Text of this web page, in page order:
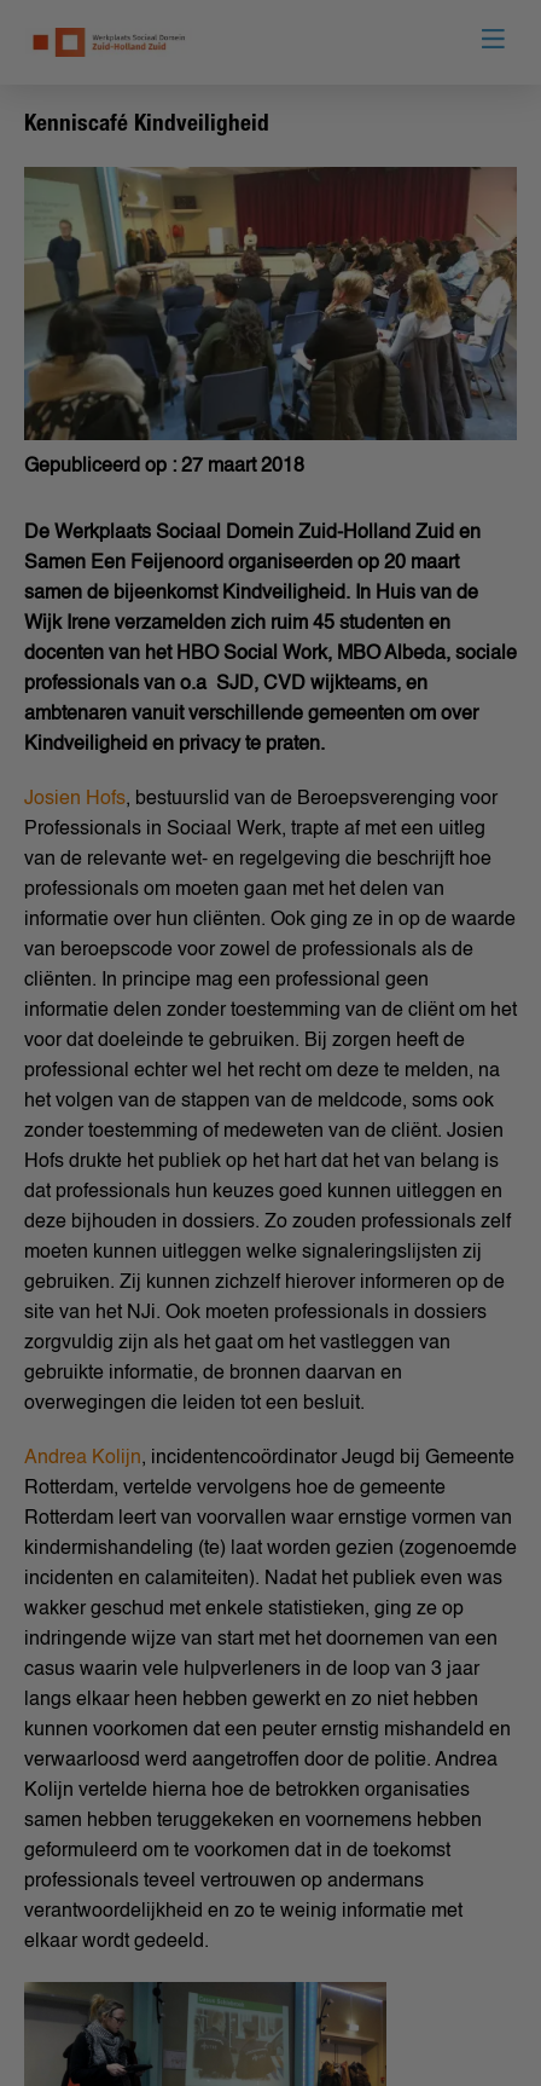
Kenniscafé Kindveiligheid
Gepubliceerd op : 27 maart 2018
De Werkplaats Sociaal Domein Zuid-Holland Zuid en
Samen Een Feijenoord organiseerden op 20 maart
samen de bijeenkomst Kindveiligheid. In Huis van de
Wijk Irene verzamelden zich ruim 45 studenten en
docenten van het HBO Social Work, MBO Albeda, sociale
professionals van o.a SJD, CVD wijkteams, en
ambtenaren vanuit verschillende gemeenten om over
Kindveiligheid en privacy te praten.
Josien Hofs, bestuurslid van de Beroepsverenging voor
Professionals in Sociaal Werk, trapte af met een uitleg
van de relevante wet- en regelgeving die beschrijft hoe
professionals om moeten gaan met het delen van
informatie over hun cliënten. Ook ging ze in op de waarde
van beroepscode voor zowel de professionals als de
cliënten. In principe mag een professional geen
informatie delen zonder toestemming van de cliënt om het
voor dat doeleinde te gebruiken. Bij zorgen heeft de
professional echter wel het recht om deze te melden, na
het volgen van de stappen van de meldcode, soms ook
zonder toestemming of medeweten van de cliënt. Josien
Hofs drukte het publiek op het hart dat het van belang is
dat professionals hun keuzes goed kunnen uitleggen en
deze bijhouden in dossiers. Zo zouden professionals zelf
moeten kunnen uitleggen welke signaleringslijsten zij
gebruiken. Zij kunnen zichzelf hierover informeren op de
site van het NJi. Ook moeten professionals in dossiers
zorgvuldig zijn als het gaat om het vastleggen van
gebruikte informatie, de bronnen daarvan en
overwegingen die leiden tot een besluit.
Andrea Kolijn, incidentencoördinator Jeugd bij Gemeente
Rotterdam, vertelde vervolgens hoe de gemeente
Rotterdam leert van voorvallen waar ernstige vormen van
kindermishandeling (te) laat worden gezien (zogenoemde
incidenten en calamiteiten). Nadat het publiek even was
wakker geschud met enkele statistieken, ging ze op
indringende wijze van start met het doornemen van een
casus waarin vele hulpverleners in de loop van 3 jaar
langs elkaar heen hebben gewerkt en zo niet hebben
kunnen voorkomen dat een peuter ernstig mishandeld en
verwaarloosd werd aangetroffen door de politie. Andrea
Kolijn vertelde hierna hoe de betrokken organisaties
samen hebben teruggekeken en voornemens hebben
geformuleerd om te voorkomen dat in de toekomst
professionals teveel vertrouwen op andermans
verantwoordelijkheid en zo te weinig informatie met
elkaar wordt gedeeld.